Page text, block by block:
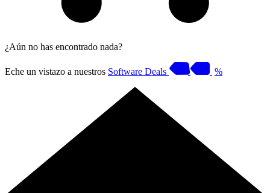
¿Aún no has encontrado nada?
Eche un vistazo a nuestros Software Deals %